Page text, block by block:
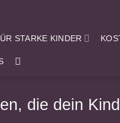
STARKE KINDER
die dein